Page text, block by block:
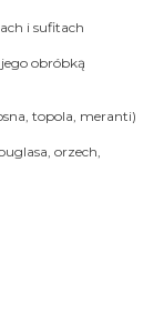
i sufitach
obróbką
topola, meranti)
orzech,